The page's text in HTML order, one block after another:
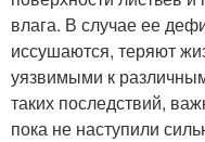
влага. В случае ее
иссушаются, теряют
уязвимыми к
таких последствий,
пока не наступили